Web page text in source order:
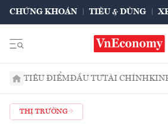
CHỨNG KHOÁN TIÊU & DÙNG
TIÊU ĐIỂMĐẦU TƯTÀI CHÍNH
THỊ TRƯỜNG